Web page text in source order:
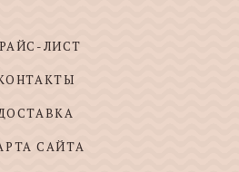
ЛИСТ
САЙТА